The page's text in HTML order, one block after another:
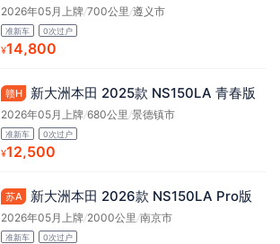
2026年05月上牌/700公里/遵义市
准新车 0次过户
¥14,800
赣H 新大洲本田 2025款 NS150LA 青春版
2026年05月上牌/680公里/景德镇市
准新车 0次过户
¥12,500
苏A 新大洲本田 2026款 NS150LA Pro版
2026年05月上牌/2000公里 /南京市
准新车 0次过户